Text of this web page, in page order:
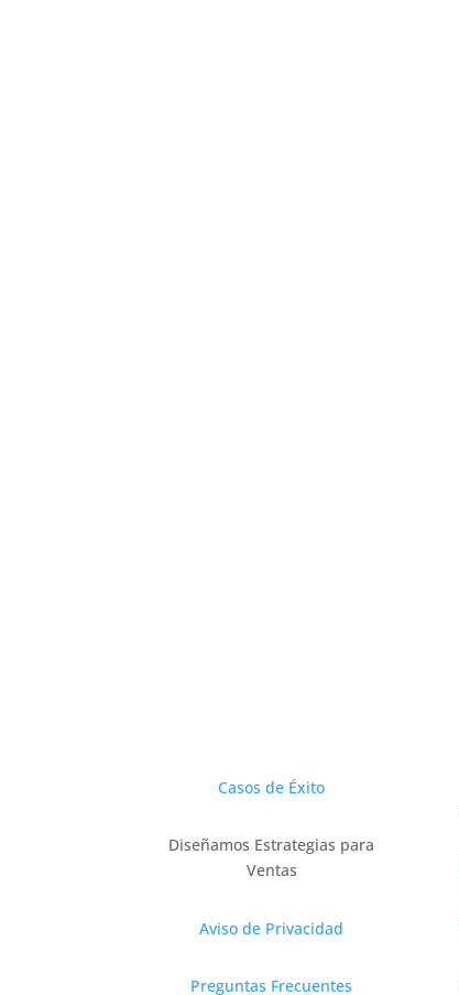
Casos de Éxito
Diseñamos Estrategias para
Ventas
Aviso de Privacidad
Preguntas Frecuentes